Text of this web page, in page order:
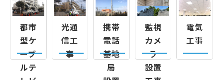
都市
型ケ
ーブ
ルテ
光通
信工
事
携帯
電話
基地
局
監視
カメ
ラ
設置
電気
工事